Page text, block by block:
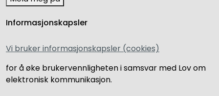
Informasjonskapsler
Vi bruker informasjonskapsler (cookies)
for å øke brukervennligheten i samsvar med Lov om
elektronisk kommunikasjon.